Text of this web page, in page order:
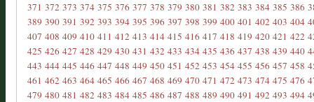
371 372 373 374 375 376 377 378 379 380 381 382 383 384 385 386
389 390 391 392 393 394 395 396 397 398 399 400 401 402 403 404
407 408 409 410 411 412 413 414 415 416 417 418 419 420 421 422
425 426 427 428 429 430 431 432 433 434 435 436 437 438 439 440
443 444 445 446 447 448 449 450 451 452 453 454 455 456 457 458
461 462 463 464 465 466 467 468 469 470 471 472 473 474 475 476
479 480 481 482 483 484 485 486 487 488 489 490 491 492 493 494